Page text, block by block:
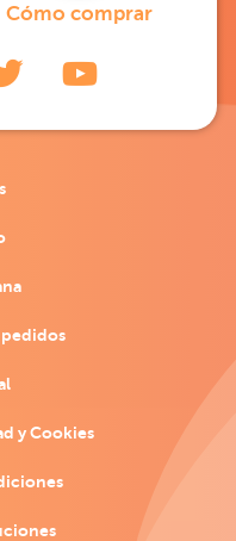
Cómo comprar
y Cookies